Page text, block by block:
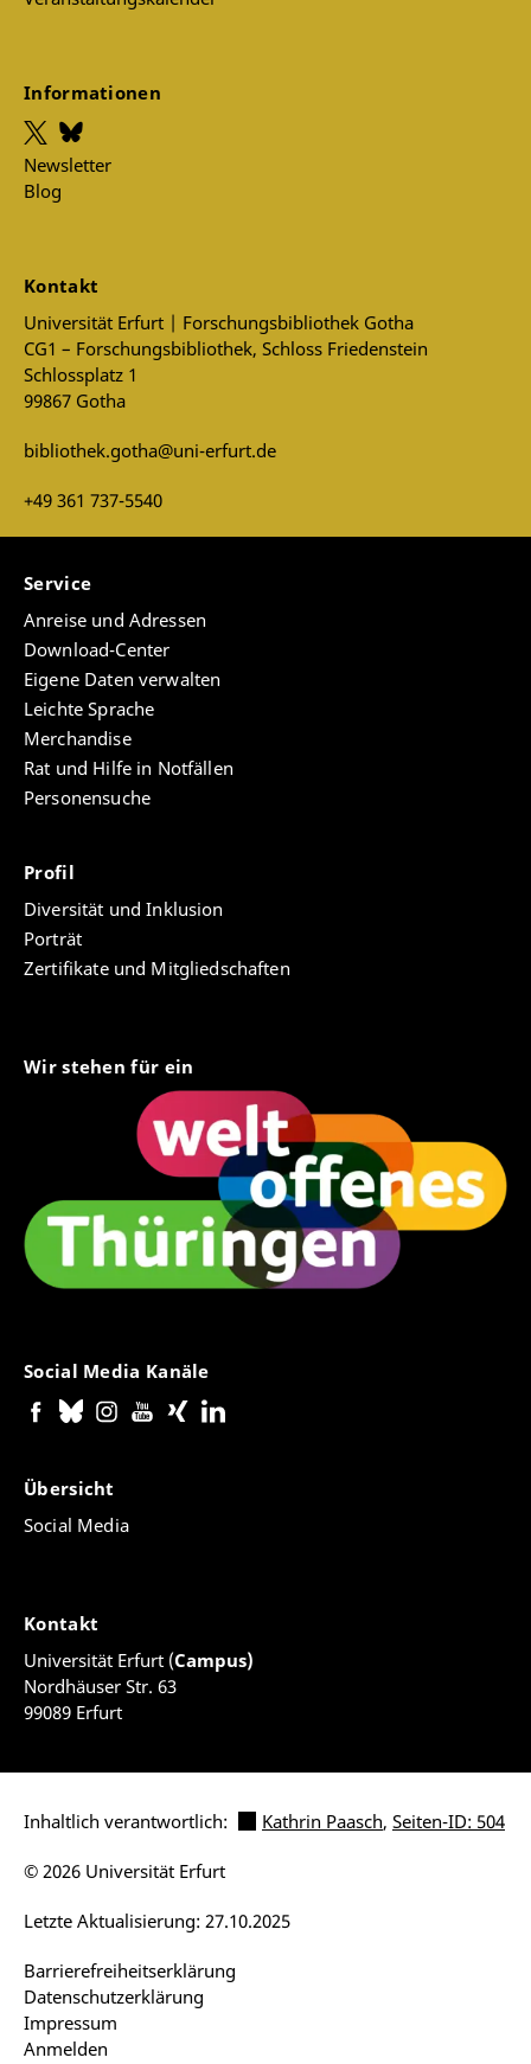
Informationen
Newsletter
Blog
Kontakt
Universität Erfurt | Forschungsbibliothek Gotha
CG1 – Forschungsbibliothek, Schloss Friedenstein
Schlossplatz 1
99867 Gotha
bibliothek.gotha@uni-erfurt.de
+49 361 737-5540
Service
Anreise und Adressen
Download-Center
Eigene Daten verwalten
Leichte Sprache
Merchandise
Rat und Hilfe in Notfällen
Personensuche
Profil
Diversität und Inklusion
Porträt
Zertifikate und Mitgliedschaften
Wir stehen für ein
Social Media Kanäle
Übersicht
Social Media
Kontakt
Universität Erfurt (Campus)
Nordhäuser Str. 63
99089 Erfurt
Inhaltlich verantwortlich: Kathrin Paasch, Seiten-ID: 504
Barrierefreiheitserklärung
Datenschutzerklärung
Impressum
Anmelden
Letzte Aktualisierung: 27.10.2025
© 2026 Universität Erfurt